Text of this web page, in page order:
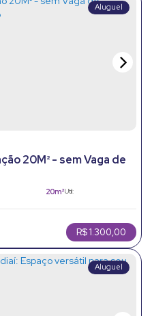
20M² - sem Vaga de
R$1.300,00
Útil:
20m²